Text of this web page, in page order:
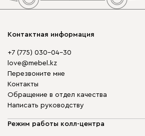
Контактная информация
+7 (775) 030-04-30
love@mebel.kz
Перезвоните мне
Контакты
Обращение в отдел качества
Написать руководству
Режим работы колл-центра